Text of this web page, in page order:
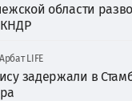
области
КНДР
Арбат LIFE
задержали в